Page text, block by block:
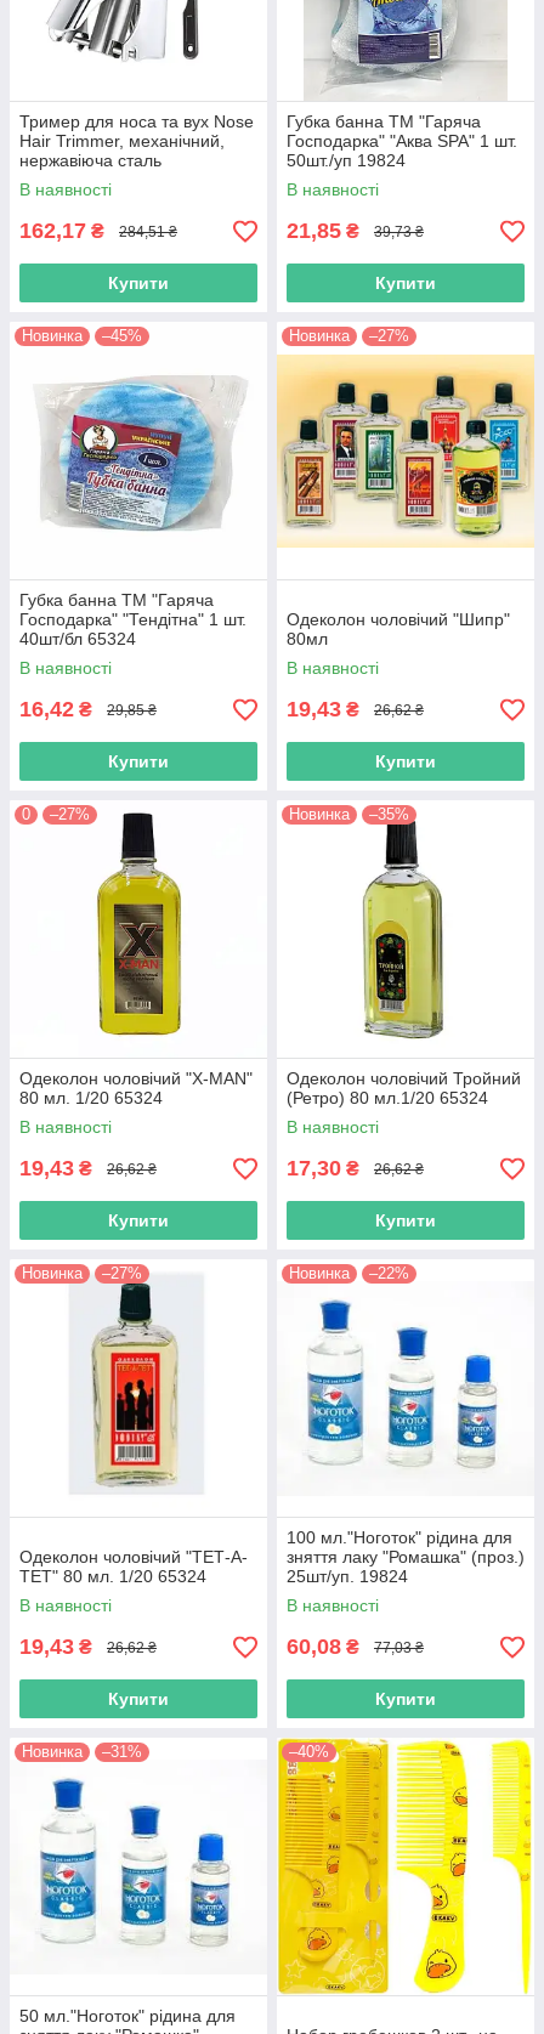
Тример для носа та вух Nose
Hair Trimmer, механічний,
нержавіюча сталь
В наявності
162,17 ₴ 284,51 ₴
Купити
Губка банна TM "Гаряча
Господарка" "Аква SPA" 1 шт.
50шт./уп 19824
В наявності
21,85 ₴ 39,73 ₴
Купити
Новинка –45%
Губка банна TM "Гаряча
Господарка" "Тендітна" 1 шт.
40шт/бл 65324
В наявності
16,42 ₴ 29,85 ₴
Купити
Новинка –27%
Одеколон чоловічий "Шипр"
80мл
В наявності
19,43 ₴ 26,62 ₴
Купити
0 –27%
Одеколон чоловічий "Х-MAN"
80 мл. 1/20 65324
В наявності
19,43 ₴ 26,62 ₴
Купити
Новинка –35%
Одеколон чоловічий Тройний
(Ретро) 80 мл.1/20 65324
В наявності
17,30 ₴ 26,62 ₴
Купити
Новинка –27%
Одеколон чоловічий "ТЕТ-А-
ТЕТ" 80 мл. 1/20 65324
В наявності
19,43 ₴ 26,62 ₴
Купити
Новинка –22%
100 мл."Ноготок" рідина для
зняття лаку "Ромашка" (проз.)
25шт/уп. 19824
В наявності
60,08 ₴ 77,03 ₴
Купити
Новинка –31%
50 мл."Ноготок" рідина для
–40%